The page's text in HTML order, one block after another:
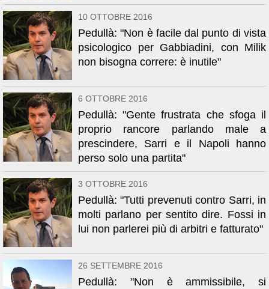
10 OTTOBRE 2016
Pedullà: "Non è facile dal punto di vista
psicologico per Gabbiadini, con Milik
non bisogna correre: è inutile"
6 OTTOBRE 2016
Pedullà: "Gente frustrata che sfoga il
proprio rancore parlando male a
prescindere, Sarri e il Napoli hanno
perso solo una partita"
3 OTTOBRE 2016
Pedullà: "Tutti prevenuti contro Sarri, in
molti parlano per sentito dire. Fossi in
lui non parlerei più di arbitri e fatturato"
26 SETTEMBRE 2016
Pedullà: "Non è ammissibile, si